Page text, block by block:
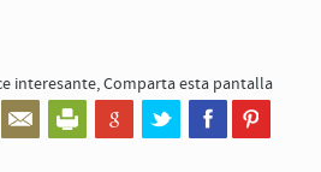
interesante,Comparta esta pantalla